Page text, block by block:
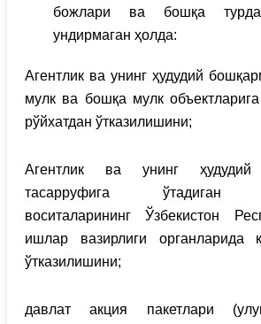
божлари ва бошқа
ундирмаган ҳолда:
Агентлик ва унинг ҳудудий
мулк ва бошқа мулк объектларига
рўйхатдан ўтказилишини;
Агентлик ва унинг ҳудудий
тасарруфига ўтадиган
воситаларининг Ўзбекистон
ишлар вазирлиги органларида
ўтказилишини;
давлат акция пакетлари